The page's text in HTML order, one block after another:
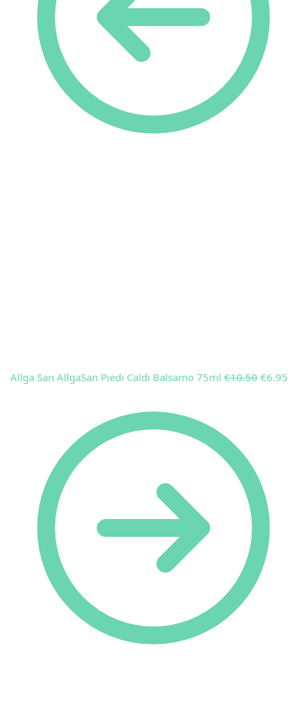
Allga San AllgaSan Piedi Caldi Balsamo 75ml €10.50 €6.95